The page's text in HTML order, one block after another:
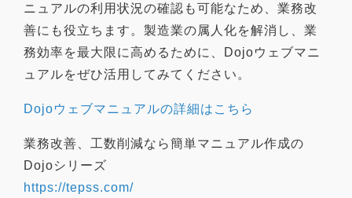
ニュアルの利用状況の確認も可能なため、業務改
善にも役立ちます。製造業の属人化を解消し、業
務効率を最大限に高めるために、Dojoウェブマニ
ュアルをぜひ活用してみてください。
Dojoウェブマニュアルの詳細はこちら
業務改善、工数削減なら簡単マニュアル作成の
Dojoシリーズ
https://tepss.com/